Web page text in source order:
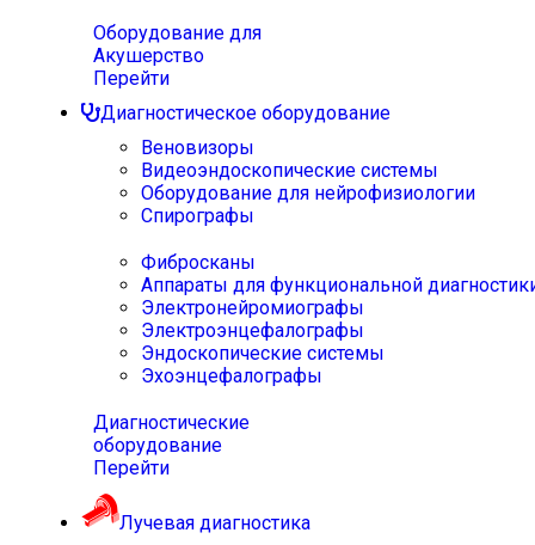
Оборудование для
Акушерство
Перейти
Диагностическое оборудование
Веновизоры
Видеоэндоскопические системы
Оборудование для нейрофизиологии
Спирографы
Фибросканы
Аппараты для функциональной
Электронейромиографы
Электроэнцефалографы
Эндоскопические системы
Эхоэнцефалографы
Диагностические
оборудование
Перейти
Лучевая диагностика